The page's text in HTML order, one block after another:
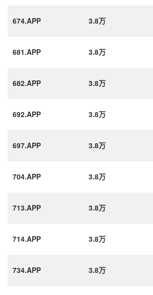
674.APP 3.8万
681.APP 3.8万
682.APP 3.8万
692.APP 3.8万
697.APP 3.8万
704.APP 3.8万
713.APP 3.8万
714.APP 3.8万
734.APP 3.8万